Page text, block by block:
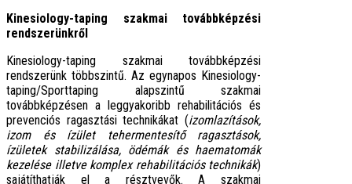
Kinesiology-taping szakmai továbbképzési
rendszerünkről
Kinesiology-taping szakmai továbbképzési
rendszerünk többszintű. Az egynapos Kinesiology-
taping/Sporttaping alapszintű szakmai
továbbképzésen a leggyakoribb rehabilitációs és
prevenciós ragasztási technikákat (izomlazítások,
izom és ízület tehermentesítő ragasztások,
ízületek stabilizálása, ödémák és haematomák
kezelése illetve komplex rehabilitációs technikák)
sajátíthatják el a résztvevők. A szakmai